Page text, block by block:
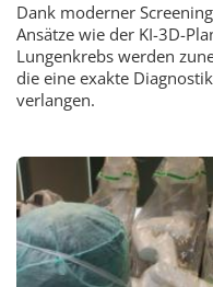
Dank moderner
Ansätze wie der KI-3D-
Lungenkrebs werden
die eine exakte
verlangen.